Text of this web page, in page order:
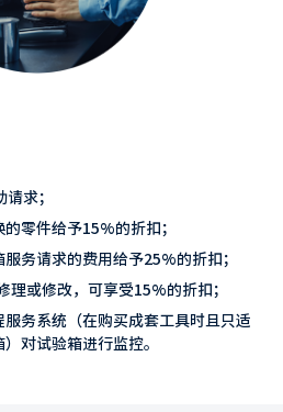
求；
零件给予15%的折扣；
务请求的费用给予25%的折扣；
理或修改，可享受15%的折扣；
务系统（在购买成套工具时且只适
对试验箱进行监控。